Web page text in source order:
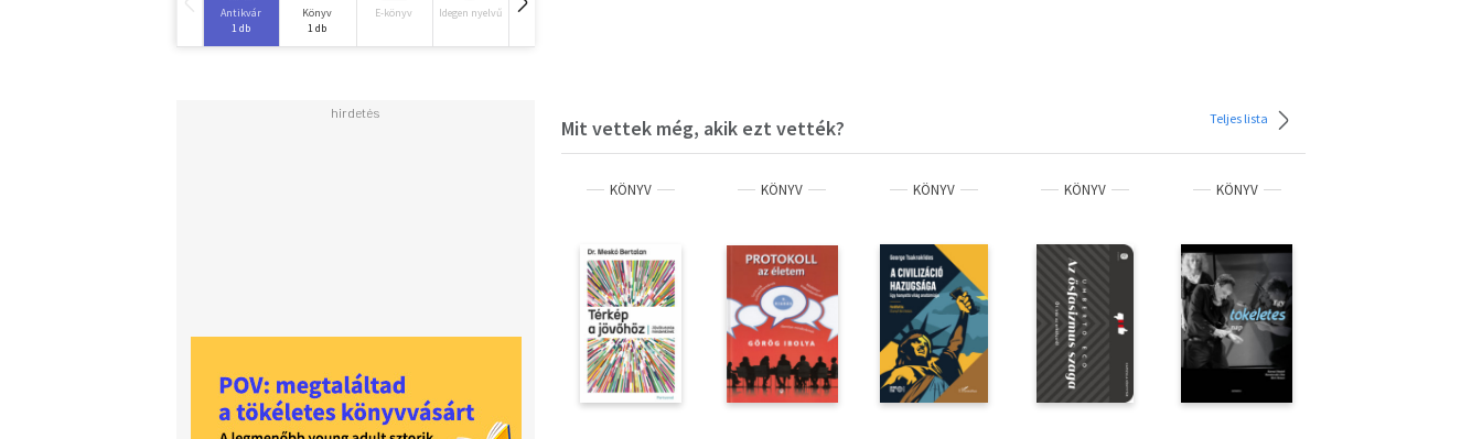
Antikvár
1 db
Könyv
1 db
E-könyv Idegen nyelvű Hangoskönyv
Mit vettek még, akik ezt vették? Teljes lista
KÖNYV KÖNYV KÖNYV KÖNYV KÖNYV